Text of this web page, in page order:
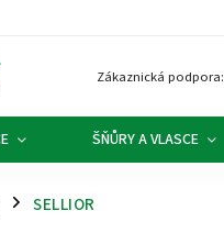
Zákaznická podpora:
ŠŇŮRY A VLASCE
/ SELLIOR